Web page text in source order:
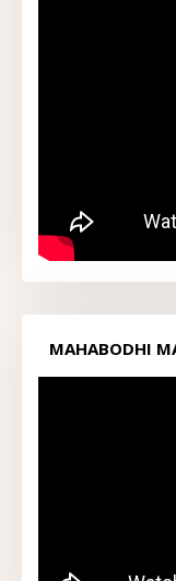
MAHABODHI
ACT1949...